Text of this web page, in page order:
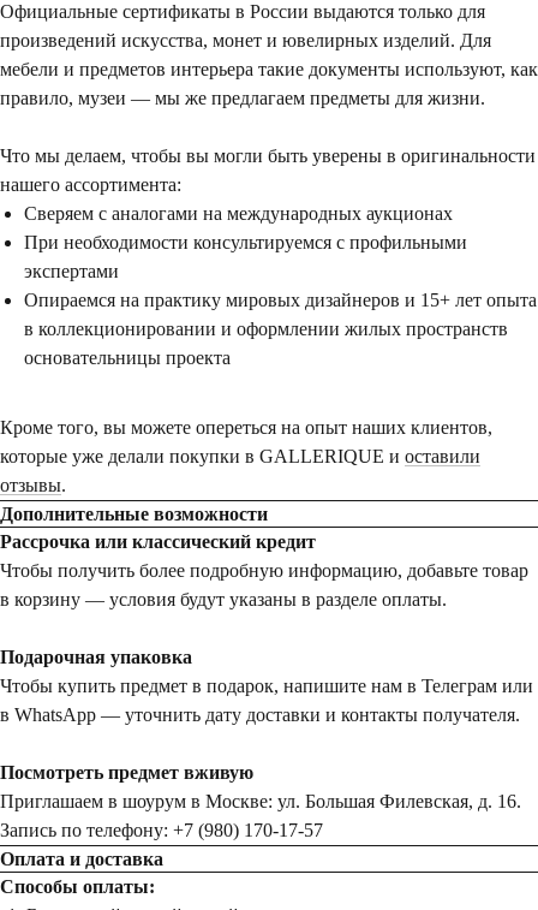
Официальные сертификаты в России выдаются только для
произведений искусства, монет и ювелирных изделий. Для
мебели и предметов интерьера такие документы используют, как
правило, музеи — мы же предлагаем предметы для жизни.
Что мы делаем, чтобы вы могли быть уверены в оригинальности
нашего ассортимента:
Сверяем с аналогами на международных аукционах
При необходимости консультируемся с профильными
экспертами
Опираемся на практику мировых дизайнеров и 15+ лет опыта
в коллекционировании и оформлении жилых пространств
основательницы проекта
Кроме того, вы можете опереться на опыт наших клиентов,
которые уже делали покупки в GALLERIQUE и оставили
отзывы.
Дополнительные возможности
Рассрочка или классический кредит
Чтобы получить более подробную информацию, добавьте товар
в корзину — условия будут указаны в разделе оплаты.
Подарочная упаковка
Чтобы купить предмет в подарок, напишите нам в Телеграм или
в WhatsApp — уточнить дату доставки и контакты получателя.
Посмотреть предмет вживую
Приглашаем в шоурум в Москве: ул. Большая Филевская, д. 16.
Запись по телефону: +7 (980) 170-17-57
Оплата и доставка
Способы оплаты: